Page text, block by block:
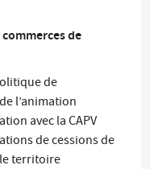
de
de
l’animation
avec la CAPV
de cessions de
territoire